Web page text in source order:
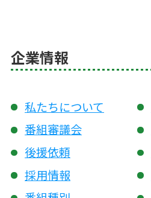
企業情報
私たちについて
番組審議会
後援依頼
採用情報